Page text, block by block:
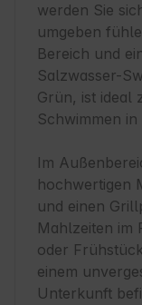
werden Sie
umgeben
Bereich und
Salzwasser-
Grün, ist ideal
Schwimmen
Im
hochwertigen
und einen
Mahlzeiten im
oder
einem
Unterkunft